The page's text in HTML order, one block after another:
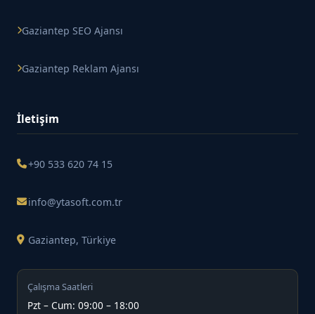
Gaziantep SEO Ajansı
Gaziantep Reklam Ajansı
İletişim
+90 533 620 74 15
info@ytasoft.com.tr
Gaziantep, Türkiye
Çalışma Saatleri
Pzt – Cum: 09:00 – 18:00